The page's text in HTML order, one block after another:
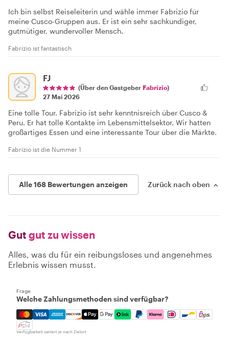
Ich bin selbst Reiseleiterin und wähle immer Fabrizio für
meine Cusco-Gruppen aus. Er ist ein sehr sachkundiger,
gutmütiger, wundervoller Mensch.
Fabrizio ist fantastisch
FJ
(Über den Gastgeber Fabrizio)
27 Mai 2026
Eine tolle Tour. Fabrizio ist sehr kenntnisreich über Cusco &
Peru. Er hat tolle Kontakte im Lebensmittelsektor. Wir hatten
großartiges Essen und eine interessante Tour über die Märkte.
Fabrizio ist die Nummer 1
Alle 168 Bewertungen anzeigen Zurück nach oben
Gut gut zu wissen
Alles, was du für ein reibungsloses und angenehmes
Erlebnis wissen musst.
Frage
Welche Zahlungsmethoden sind verfügbar?
Mastercard, Visa, Amex, Discover, Apple Pay, Google
Verfügbarkeit variiert je nach Zielort